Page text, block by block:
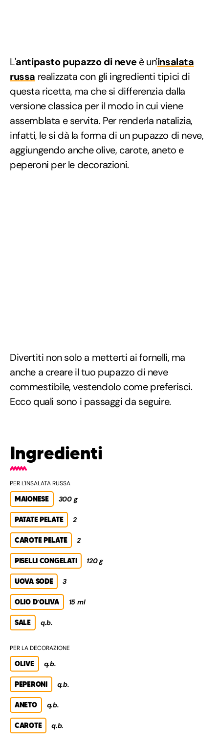
L'antipasto pupazzo di neveè un'insalata
russa realizzata con gli ingredienti tipici di
questa ricetta, ma che si differenzia dalla
versione classica per il modo in cui viene
assemblata e servita. Per renderla natalizia,
infatti, le si dà la forma di un pupazzo di neve,
aggiungendo anche olive, carote, aneto e
peperoni per le decorazioni.
Divertiti non solo a metterti ai fornelli, ma
anche a creare il tuo pupazzo di neve
commestibile, vestendolo come preferisci.
Ecco quali sono i passaggi da seguire.
Ingredienti
PER L'INSALATA RUSSA
MAIONESE 300 g
PATATE PELATE 2
CAROTE PELATE 2
PISELLI CONGELATI 120 g
UOVA SODE 3
OLIO D’OLIVA 15 ml
SALE q.b.
PER LA DECORAZIONE
OLIVE q.b.
PEPERONI q.b.
ANETO q.b.
CAROTE q.b.